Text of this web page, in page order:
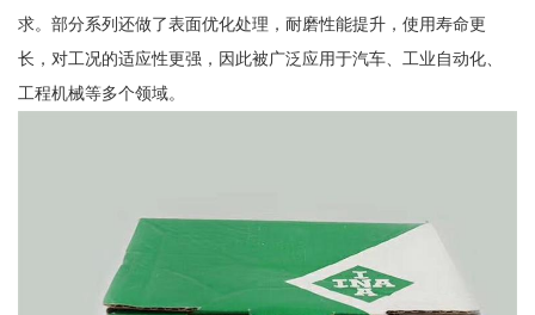
求。部分系列还做了表面优化处理，耐磨性能提升，使用寿命更
长，对工况的适应性更强，因此被广泛应用于汽车、工业自动化、
工程机械等多个领域。